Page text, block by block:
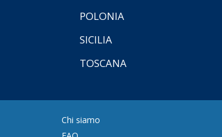
POLONIA
SICILIA
TOSCANA
Chi siamo